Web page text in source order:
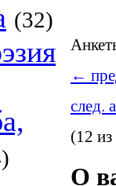
(32)
←
след.
(12
О